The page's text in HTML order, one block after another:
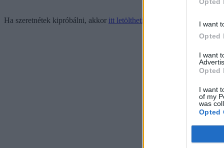
I want
Opted
I want
Opted
I want
of my
was
Opted
Ha szeretnétek kipróbálni, akkor itt letölthetitek Androidos telefonra ,